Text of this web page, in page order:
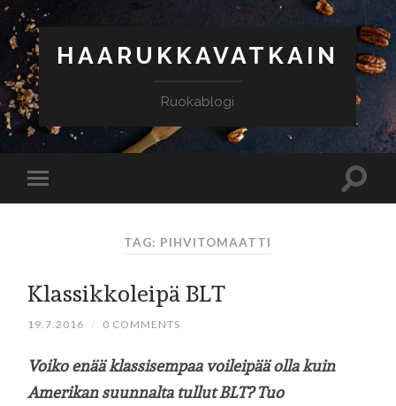
HAARUKKAVATKAIN
Ruokablogi
TAG: PIHVITOMAATTI
Klassikkoleipä BLT
19.7.2016 / 0 COMMENTS
Voiko enää klassisempaa voileipää olla kuin
Amerikan suunnalta tullut BLT? Tuo